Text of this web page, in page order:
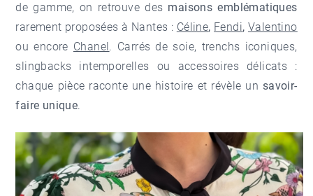
de gamme, on retrouve des maisons emblématiques
rarement proposées à Nantes : Céline, Fendi, Valentino
ou encore Chanel . Carrés de soie, trenchs iconiques,
slingbacks intemporelles ou accessoires délicats :
chaque pièce raconte une histoire et révèle un savoir-
faire unique.